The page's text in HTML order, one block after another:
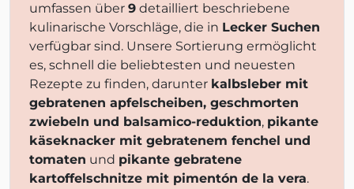
umfassen über 9 detailliert beschriebene
kulinarische Vorschläge, die in Lecker Suchen
verfügbar sind. Unsere Sortierung ermöglicht
es, schnell die beliebtesten und neuesten
Rezepte zu finden, darunter kalbsleber mit
gebratenen apfelscheiben, geschmorten
zwiebeln und balsamico-reduktion, pikante
käseknacker mit gebratenem fenchel und
tomaten und pikante gebratene
kartoffelschnitze mit pimentón de la vera.